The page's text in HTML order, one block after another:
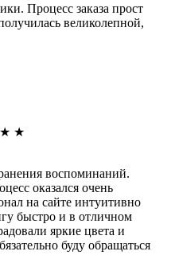
Процесс заказа прост
великолепной,
★ ★
воспоминаний.
оказался очень
на сайте интуитивно
быстро и в отличном
яркие цвета и
буду обращаться